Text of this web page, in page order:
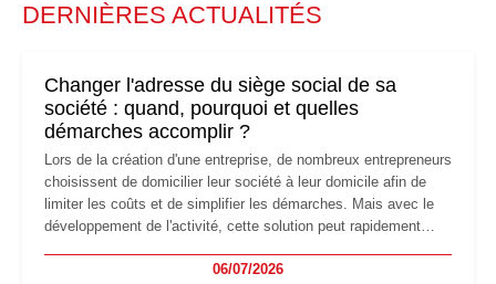
DERNIÈRES ACTUALITÉS
Changer l'adresse du siège social de sa
société : quand, pourquoi et quelles
démarches accomplir ?
Lors de la création d'une entreprise, de nombreux entrepreneurs
choisissent de domicilier leur société à leur domicile afin de
limiter les coûts et de simplifier les démarches. Mais avec le
développement de l'activité, cette solution peut rapidement
professionnels, recrutement, image de marque… Le
06/07/2026